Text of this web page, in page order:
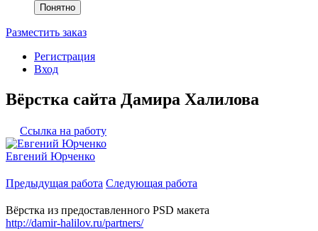
Понятно
Разместить заказ
Регистрация
Вход
Вёрстка сайта Дамира Халилова
Ссылка на работу
Евгений Юрченко
Предыдущая работа Следующая работа
Вёрстка из предоставленного PSD макета
http://damir-halilov.ru/partners/